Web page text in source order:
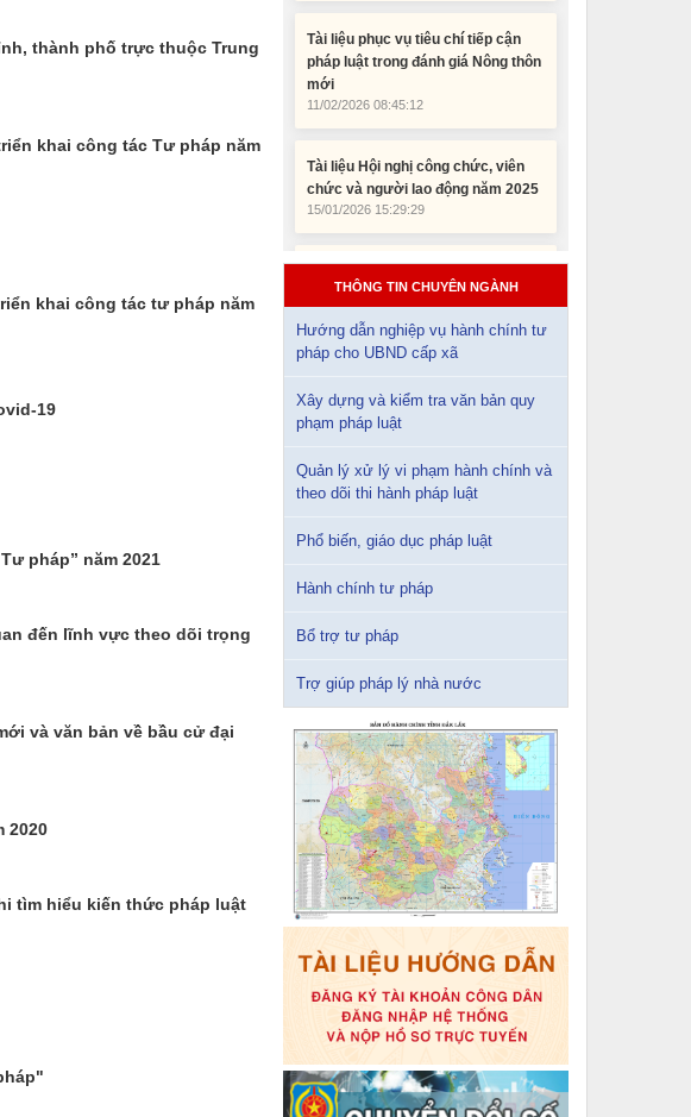
thành phố trực thuộc Trung
khai công tác Tư pháp năm
khai công tác tư pháp năm
19
pháp” năm 2021
đến lĩnh vực theo dõi trọng
và văn bản về bầu cử đại
2020
tìm hiểu kiến thức pháp luật
mới
11/02/2026 08:45:12
15/01/2026 15:29:29
Sổ tay tìm hiểu các quy định pháp
luật về đăng ký doanh nghiệp và
10/01/2026 15:22:31
quả Kế hoạch phòng, chống ma túy
THÔNG TIN CHUYÊN NGÀNH
Hướng dẫn nghiệp vụ hành chính tư
pháp cho UBND cấp xã
Xây dựng và kiểm tra văn bản quy
phạm pháp luật
Quản lý xử lý vi phạm hành chính và
theo dõi thi hành pháp luật
Phổ biến, giáo dục pháp luật
Hành chính tư pháp
Bổ trợ tư pháp
Trợ giúp pháp lý nhà nước